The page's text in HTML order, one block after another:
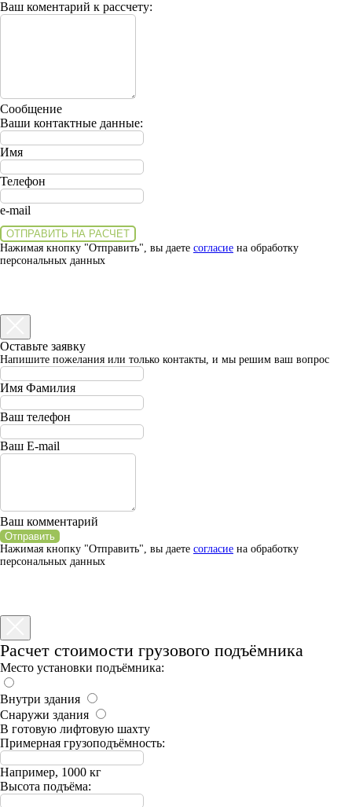
Ваш коментарий к рассчету:
Сообщение
Ваши контактные данные:
Имя
Телефон
e-mail
ОТПРАВИТЬ НА РАСЧЕТ
Нажимая кнопку "Отправить", вы даете согласие на обработку
персональных данных
Оставьте заявку
Напишите пожелания или только контакты, и мы решим ваш вопрос
Имя Фамилия
Ваш телефон
Ваш E-mail
Ваш комментарий
Отправить
Нажимая кнопку "Отправить", вы даете согласие на обработку
персональных данных
Расчет стоимости грузового подъёмника
Место установки подъёмника:
Внутри здания
Снаружи здания
В готовую лифтовую шахту
Примерная грузоподъёмность:
Например, 1000 кг
Высота подъёма: